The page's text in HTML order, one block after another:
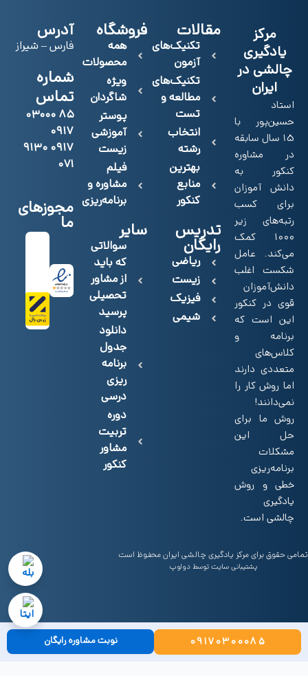
مرکز
یادگیری
چالشی در
ایران
استاد
حسین‌پور با
15 سال سابقه
در مشاوره
کنکور به
دانش آموزان
برای کسب
رتبه‌های زیر
۱۰۰۰ کمک
می‌کند. عامل
شکست اغلب
دانش‌آموزان
قوی در کنکور
این است که
برنامه و
کلاس‌های
متعددی دارند
اما روش کار را
نمی‌دانند!
روش‌ ما برای
حل این
مشکلات
برنامه‌ریزی
خطی و روش
یادگیری
چالشی است.
مقالات
تکنیک‌های
آزمون
تکنیک‌های
مطالعه و
تست
انتخاب
رشته
بهترین
منابع
کنکور
تدریس
رایگان
ریاضی
زیست
فیزیک
شیمی
فروشگاه
همه
محصولات
ویژه
شاگردان
پوستر
آموزشی
زیست
فیلم
مشاوره و
برنامه‌ریزی
سایر
سوالاتی
که باید
از مشاور
تحصیلی
پرسید
دانلود
جدول
برنامه
ریزی
درسی
دوره
تربیت
مشاور
کنکور
آدرس
فارس – شیراز
شماره
تماس
۸۵ ۰۳۰۰۰
۰۹۱۷
۰۹۱۷ ۹۱۳۰
۰۷۱
مجوزهای
ما
تمامی حقوق برای مرکز یادگیری چالشی ایران محفوظ است
پشتیبانی سایتتوسط دولوپ
09170300085 نوبت مشاوره رایگان